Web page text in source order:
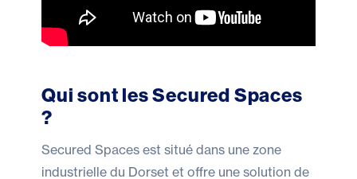
Qui sont les Secured Spaces
?
Secured Spaces est situé dans une zone
industrielle du Dorset et offre une solution de